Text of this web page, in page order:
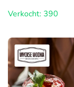
Verkocht: 390